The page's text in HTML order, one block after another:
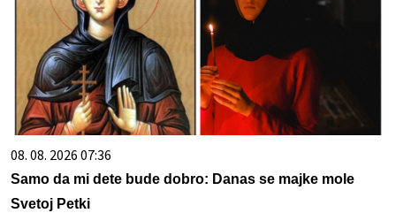
08. 08. 2026 07:36
Samo da mi dete bude dobro: Danas se majke mole
Svetoj Petki